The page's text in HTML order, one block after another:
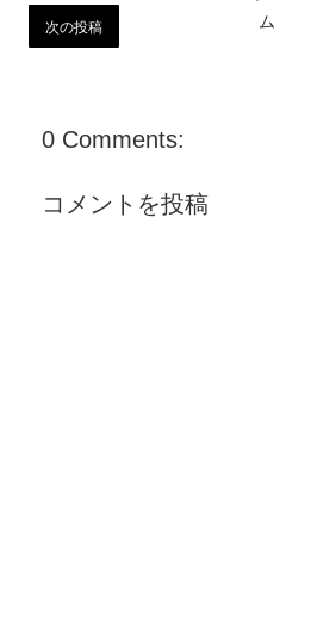
次の投稿
ム
0 Comments:
コメントを投稿